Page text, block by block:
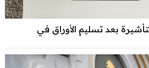
بعد تسليم الأوراق في